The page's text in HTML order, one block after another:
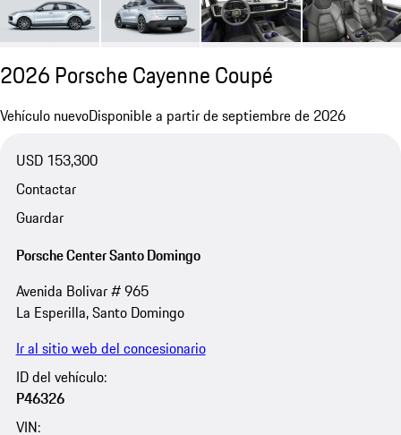
2026 Porsche Cayenne Coupé
Vehículo nuevoDisponible a partir de septiembre de 2026
USD 153,300
Contactar
Guardar
Porsche Center Santo Domingo
Avenida Bolivar # 965
La Esperilla, Santo Domingo
Ir al sitio web del concesionario
ID del vehículo:
P46326
VIN: